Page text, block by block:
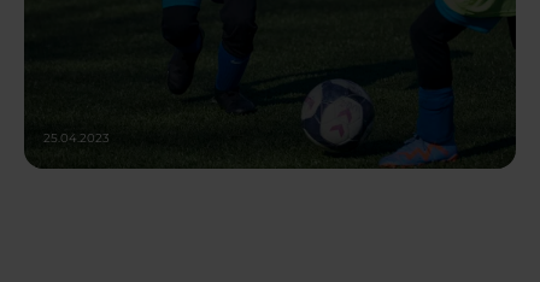
25.04.2023